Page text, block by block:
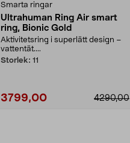
Smarta ringar
Ultrahuman Ring Air smart
ring, Bionic Gold
Aktivitetsring i superlätt design –
vattentät....
Storlek: 11
3799,00 4290,00